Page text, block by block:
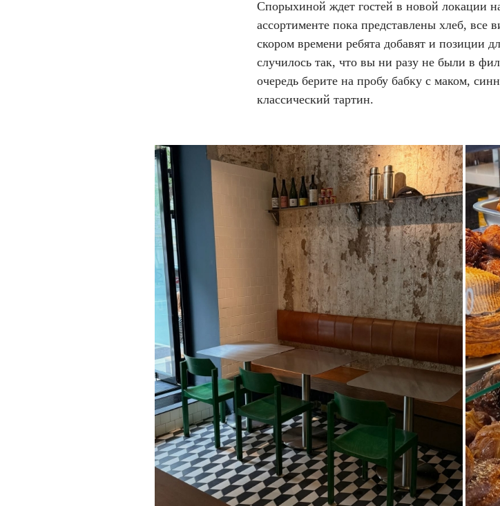
Спорыхиной ждет гостей в новой локации
ассортименте пока представлены хлеб, все
скором времени ребята добавят и позиции
случилось так, что вы ни разу не были в
очередь берите на пробу бабку с маком,
классический тартин.